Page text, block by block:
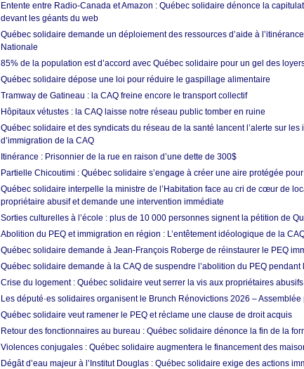
Entente entre Radio-Canada et Amazon : Québec solidaire dénonce la
devant les géants du web
Québec solidaire demande un déploiement des ressources d’aide à
Nationale
85% de la population est d’accord avec Québec solidaire pour un gel des
Québec solidaire dépose une loi pour réduire le gaspillage alimentaire
Tramway de Gatineau : la CAQ freine encore le transport collectif
Hôpitaux vétustes : la CAQ laisse notre réseau public tomber en ruine
Québec solidaire et des syndicats du réseau de la santé lancent l’alerte sur les
d’immigration de la CAQ
Itinérance : Prisonnier de la rue en raison d’une dette de 300$
Partielle Chicoutimi : Québec solidaire s’engage à créer une aire protégée
Québec solidaire interpelle la ministre de l’Habitation face au cri de cœur de
propriétaire abusif et demande une intervention immédiate
Sorties culturelles à l’école : plus de 10 000 personnes signent la pétition de
Abolition du PEQ et immigration en région : L’entêtement idéologique de la
Québec solidaire demande à Jean-François Roberge de réinstaurer le PEQ
Québec solidaire demande à la CAQ de suspendre l’abolition du PEQ pendant
Crise du logement : Québec solidaire veut serrer la vis aux propriétaires abusifs
Les député·es solidaires organisent le Brunch Rénovictions 2026 –
Québec solidaire veut ramener le PEQ et réclame une clause de droit acquis
Retour des fonctionnaires au bureau : Québec solidaire dénonce la fin de la
Violences conjugales : Québec solidaire augmentera le financement des
Dégât d’eau majeur à l’Institut Douglas : Québec solidaire exige des actions